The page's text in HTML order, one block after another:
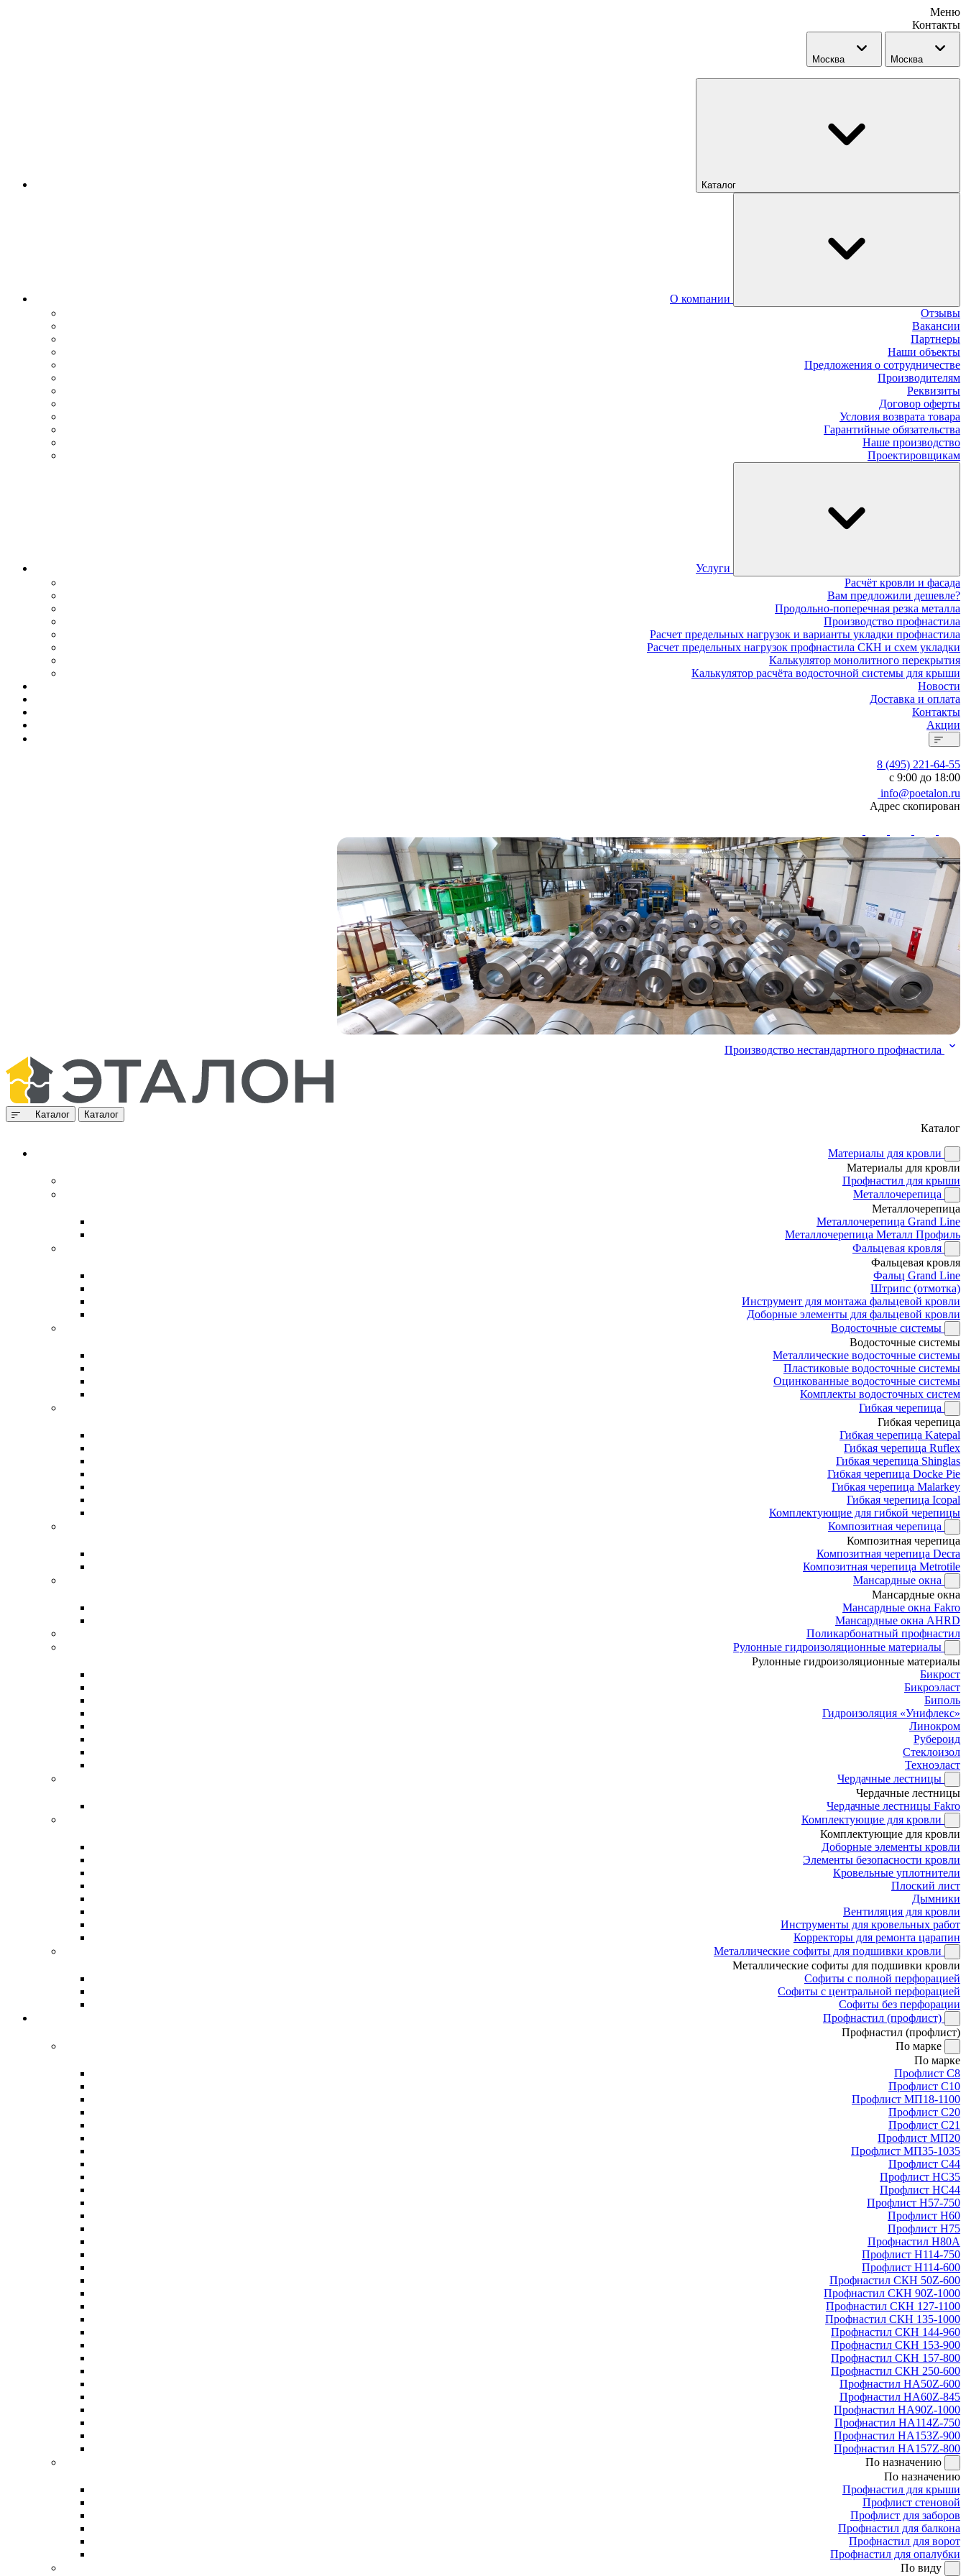
Меню
Контакты
Москва Москва
Каталог
О компании
Отзывы
Вакансии
Партнеры
Наши объекты
Предложения о сотрудничестве
Производителям
Реквизиты
Договор оферты
Условия возврата товара
Гарантийные обязательства
Наше производство
Проектировщикам
Услуги
Расчёт кровли и фасада
Вам предложили дешевле?
Продольно-поперечная резка металла
Производство профнастила
Расчет предельных нагрузок и варианты укладки профнастила
Расчет предельных нагрузок профнастила СКН и схем укладки
Калькулятор монолитного перекрытия
Калькулятор расчёта водосточной системы для крыши
Новости
Доставка и оплата
Контакты
Акции
8 (495) 221-64-55
с 9:00 до 18:00
info@poetalon.ru
Адрес скопирован
Производство нестандартного профнастила
Каталог Каталог
Каталог
Материалы для кровли
Материалы для кровли
Профнастил для крыши
Металлочерепица
Металлочерепица
Металлочерепица Grand Line
Металлочерепица Металл Профиль
Фальцевая кровля
Фальцевая кровля
Фальц Grand Line
Штрипс (отмотка)
Инструмент для монтажа фальцевой кровли
Доборные элементы для фальцевой кровли
Водосточные системы
Водосточные системы
Металлические водосточные системы
Пластиковые водосточные системы
Оцинкованные водосточные системы
Комплекты водосточных систем
Гибкая черепица
Гибкая черепица
Гибкая черепица Katepal
Гибкая черепица Ruflex
Гибкая черепица Shinglas
Гибкая черепица Docke Pie
Гибкая черепица Malarkey
Гибкая черепица Icopal
Комплектующие для гибкой черепицы
Композитная черепица
Композитная черепица
Композитная черепица Decra
Композитная черепица Metrotile
Мансардные окна
Мансардные окна
Мансардные окна Fakro
Мансардные окна AHRD
Поликарбонатный профнастил
Рулонные гидроизоляционные материалы
Рулонные гидроизоляционные материалы
Бикрост
Бикроэласт
Биполь
Гидроизоляция «Унифлекс»
Линокром
Рубероид
Стеклоизол
Техноэласт
Чердачные лестницы
Чердачные лестницы
Чердачные лестницы Fakro
Комплектующие для кровли
Комплектующие для кровли
Доборные элементы кровли
Элементы безопасности кровли
Кровельные уплотнители
Плоский лист
Дымники
Вентиляция для кровли
Инструменты для кровельных работ
Корректоры для ремонта царапин
Металлические софиты для подшивки кровли
Металлические софиты для подшивки кровли
Софиты с полной перфорацией
Софиты с центральной перфорацией
Софиты без перфорации
Профнастил (профлист)
Профнастил (профлист)
По марке
По марке
Профлист С8
Профлист С10
Профлист МП18-1100
Профлист С20
Профлист С21
Профлист МП20
Профлист МП35-1035
Профлист С44
Профлист НС35
Профлист НС44
Профлист Н57-750
Профлист Н60
Профлист Н75
Профнастил Н80А
Профлист Н114-750
Профлист Н114-600
Профнастил СКН 50Z-600
Профнастил СКН 90Z-1000
Профнастил СКН 127-1100
Профнастил СКН 135-1000
Профнастил СКН 144-960
Профнастил СКН 153-900
Профнастил СКН 157-800
Профнастил СКН 250-600
Профнастил НА50Z-600
Профнастил НА60Z-845
Профнастил НА90Z-1000
Профнастил НА114Z-750
Профнастил НА153Z-900
Профнастил НА157Z-800
По назначению
По назначению
Профнастил для крыши
Профлист стеновой
Профлист для заборов
Профнастил для балкона
Профнастил для ворот
Профнастил для опалубки
По виду